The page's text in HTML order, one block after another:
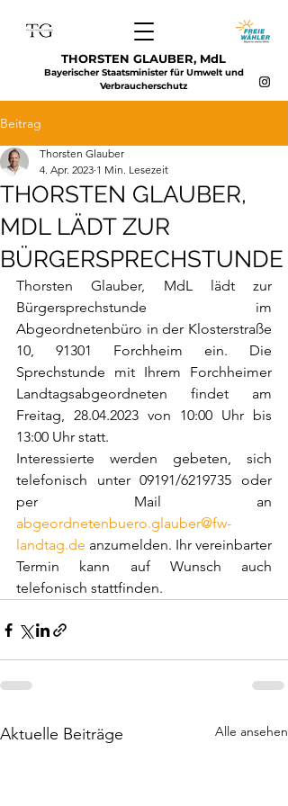
THORSTEN GLAUBER, MdL
Bayerischer Staatsminister für Umwelt und
Verbraucherschutz
Beitrag
THORSTEN GLAUBER,
MDL LÄDT ZUR
BÜRGERSPRECHSTUNDE
Thorsten Glauber
4. Apr. 2023 1 Min. Lesezeit
Thorsten Glauber, MdL lädt zur
Bürgersprechstunde im
Abgeordnetenbüro in der Klosterstraße
10, 91301 Forchheim ein. Die
Sprechstunde mit Ihrem Forchheimer
Landtagsabgeordneten findet am
Freitag, 28.04.2023 von 10:00 Uhr bis
13:00 Uhr statt.
Interessierte werden gebeten, sich
telefonisch unter 09191/6219735 oder
abgeordnetenbuero.glauber@fw-
landtag.de anzumelden. Ihr vereinbarter
Termin kann auf Wunsch auch
telefonisch stattfinden.
Aktuelle Beiträge Alle ansehen